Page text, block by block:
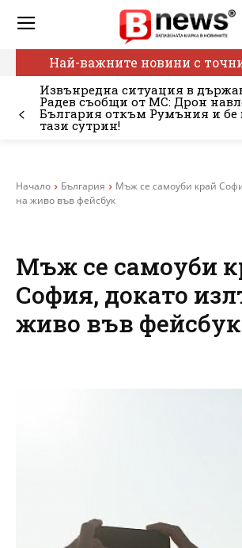
Най-важните новини с
Извънредна ситуация в
Радев съобщи от МС: Дрон
България откъм Румъния и бе
тази сутрин!
Начало България
Мъж се самоуби край
на живо във фейсбук
Мъж се самоуби
София, докато
живо във фейсбук